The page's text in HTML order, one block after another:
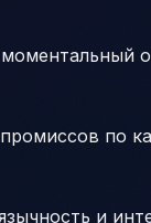
по
и